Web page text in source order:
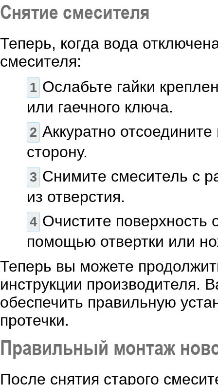
Снятие смесителя
Теперь, когда вода
смесителя:
Ослабьте гайки
или гаечного ключа.
Аккуратно
сторону.
Снимите смеситель с
из отверстия.
Очистите поверхность
помощью отвертки или
Теперь вы можете
инструкции производителя.
обеспечить правильную
протечки.
Правильный монтаж
После снятия старого